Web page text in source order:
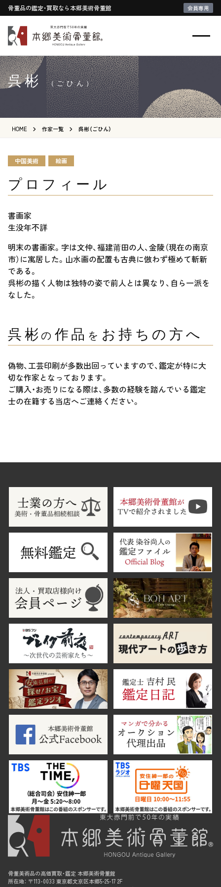
骨董品の鑑定・買取なら本郷美術骨董館 会員専用
呉彬 （ごひん）
HOME 作家一覧 呉彬（ごひん）
中国美術 絵画
プロフィール
書画家
生没年不詳
明末の書画家。字は文仲、福建莆田の人、金陵（現在の南京
市）に寓居した。山水画の配置も古典に倣わず極めて斬新
である。
呉彬の描く人物は独特の姿で前人とは異なり、自ら一派を
なした。
呉彬の 作品 を お持ちの方へ
偽物、工芸印刷が多数出回っていますので、鑑定が特に大
切な作家となっております。
ご購入・お売りになる際は、多数の経験を踏んでいる鑑定
士の在籍する当店へご連絡ください。
骨董美術品の高価買取・鑑定 本郷美術骨董館
所在地： 〒113-0033 東京都文京区本郷5-25-17 2F